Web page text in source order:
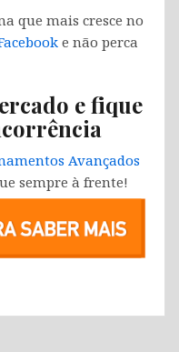
que mais cresce no
e não perca
e fique
Avançados
sempre à frente!